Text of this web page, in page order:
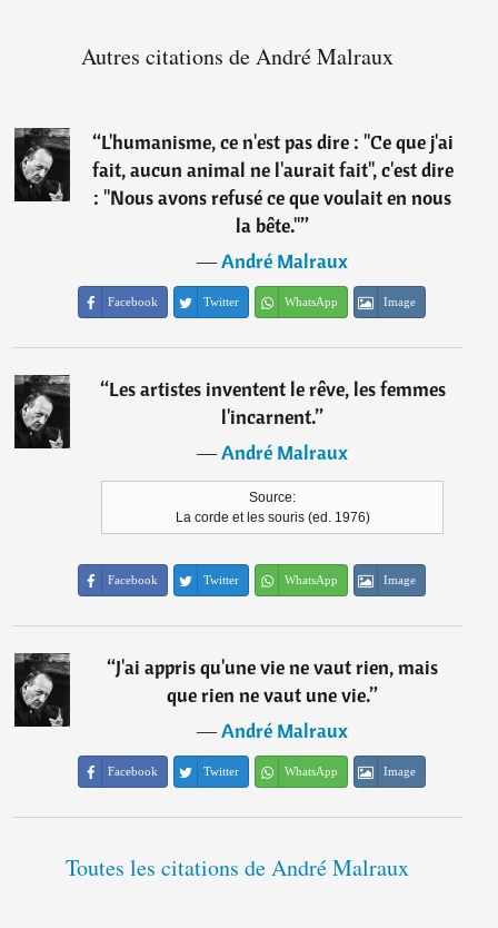
Autres citations de André Malraux
“L'humanisme, ce n'est pas dire : "Ce que j'ai
fait, aucun animal ne l'aurait fait", c'est dire
: "Nous avons refusé ce que voulait en nous
la bête."”
―André Malraux
Facebook Twitter WhatsApp Image
“Les artistes inventent le rêve, les femmes
l'incarnent.”
―André Malraux
Source:
La corde et les souris (ed. 1976)
Facebook Twitter WhatsApp Image
“J'ai appris qu'une vie ne vaut rien, mais
que rien ne vaut une vie.”
―André Malraux
Facebook Twitter WhatsApp Image
Toutes les citations de André Malraux